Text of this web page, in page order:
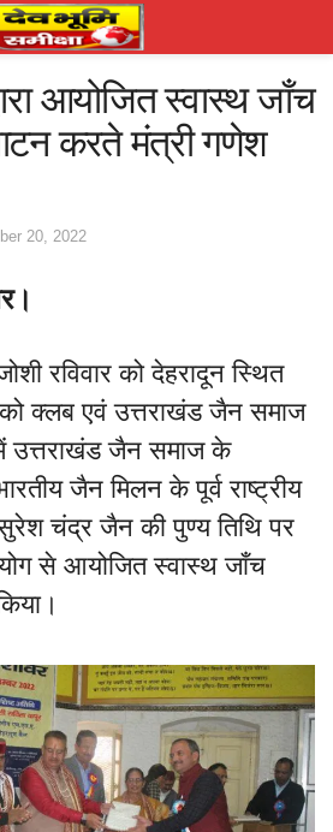
आयोजित स्वास्थ जाँच
करते मंत्री गणेश
20, 2022
रविवार को देहरादून स्थित
क्लब एवं उत्तराखंड जैन समाज
उत्तराखंड जैन समाज के
जैन मिलन के पूर्व राष्ट्रीय
चंद्र जैन की पुण्य तिथि पर
से आयोजित स्वास्थ जाँच